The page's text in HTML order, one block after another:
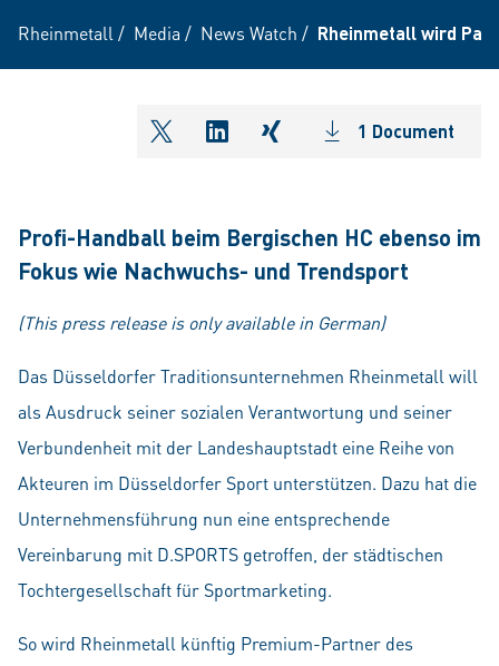
Rheinmetall / Media / News Watch / Rheinmetall wird
shareOntwitter
shareOnlinkedIn
shareOnxing1 Document
Profi-Handball beim Bergischen HC ebenso im
Fokus wie Nachwuchs- und Trendsport
(This press release is only available in German)
Das Düsseldorfer Traditionsunternehmen Rheinmetall will
als Ausdruck seiner sozialen Verantwortung und seiner
Verbundenheit mit der Landeshauptstadt eine Reihe von
Akteuren im Düsseldorfer Sport unterstützen. Dazu hat die
Unternehmensführung nun eine entsprechende
Vereinbarung mit D.SPORTS getroffen, der städtischen
Tochtergesellschaft für Sportmarketing.
So wird Rheinmetall künftig Premium-Partner des